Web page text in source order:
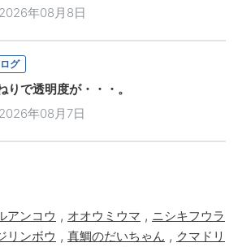
2026年08月8日
グ
りで透明度が・・・。
2026年08月7日
アンコウ , オオウミウマ , ニシキフウラ
リンボウ , 真鯛のだいちゃん , クマドリ